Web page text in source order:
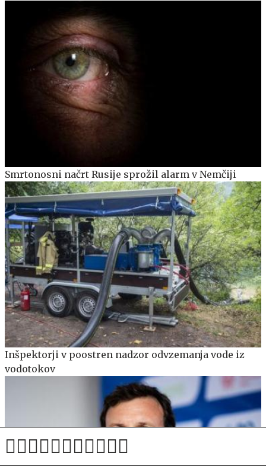
Smrtonosni načrt Rusije sprožil alarm v Nemčiji
Inšpektorji v poostren nadzor odvzemanja vode iz
vodotokov